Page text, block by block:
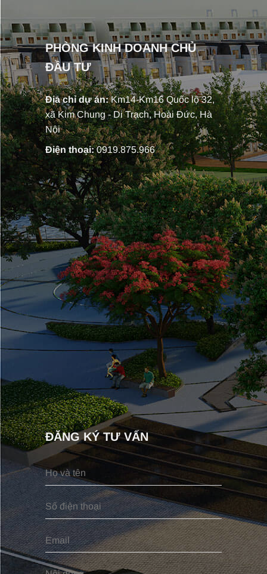
PHÒNG KINH DOANH CHỦ
ĐẦU TƯ
Địa chỉ dự án:Km14-Km16 Quốc lộ 32,
xã Kim Chung - Di Trạch, Hoài Đức, Hà
Nội
Điện thoại:0919.875.966
ĐĂNG KÝ TƯ VẤN